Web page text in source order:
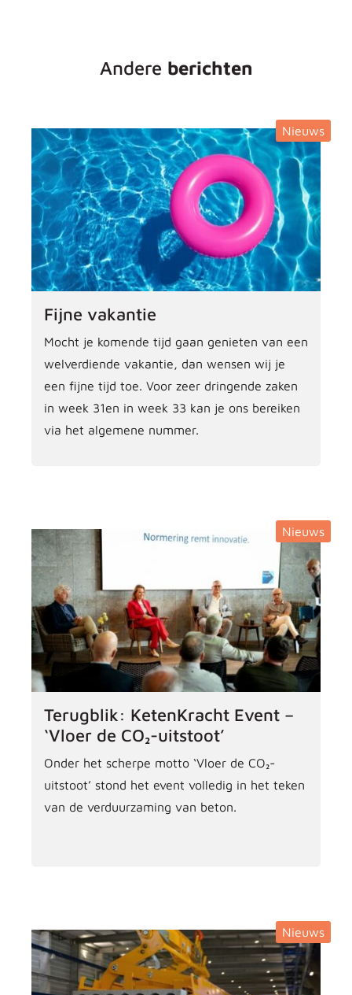
Andere berichten
Nieuws
Fijne vakantie
Mocht je komende tijd gaan genieten van een
welverdiende vakantie, dan wensen wij je
een fijne tijd toe. Voor zeer dringende zaken
in week 31en in week 33 kan je ons bereiken
via het algemene nummer.
Nieuws
Terugblik: KetenKracht Event –
‘Vloer de CO₂-uitstoot’
Onder het scherpe motto ‘Vloer de CO₂-
uitstoot’ stond het event volledig in het teken
van de verduurzaming van beton.
Nieuws